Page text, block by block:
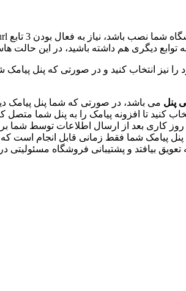
دیگری هم داشته باشید، در این حالت
را نیز انتخاب کنید و در صورتی که پنل
پنل می باشد، در صورتی که شما پنل پیامک
کنید تا افزونه پیامک را به پنل شما متصل
افزونه برای ما ارسال کنید، فایل اتصال به پنل پیامک شما طی 2 تا
پنل پیامک شما فقط زمانی قابل انجام است
بیافتد و پشتیبانی فروشگاه